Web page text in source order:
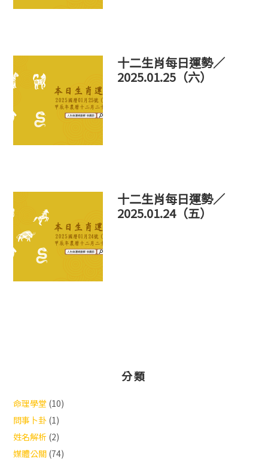
十二生肖每日運勢／
2025.01.25（六）
十二生肖每日運勢／
2025.01.24（五）
分類
命理學堂 (10)
問事卜卦 (1)
姓名解析 (2)
媒體公關 (74)